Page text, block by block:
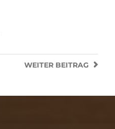
WEITER BEITRAG